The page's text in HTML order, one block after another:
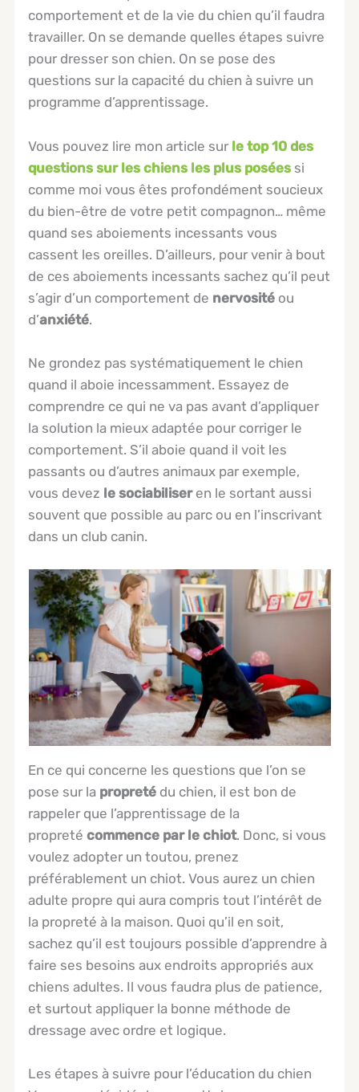
comportement et de la vie du chien qu’il faudra
travailler. On se demande quelles étapes suivre
pour dresser son chien. On se pose des
questions sur la capacité du chien à suivre un
programme d’apprentissage.
Vous pouvez lire mon article sur le top 10 des
questions sur les chiens les plus posées si
comme moi vous êtes profondément soucieux
du bien-être de votre petit compagnon… même
quand ses aboiements incessants vous
cassent les oreilles. D’ailleurs, pour venir à bout
de ces aboiements incessants sachez qu’il peut
s’agir d’un comportement de nervosité ou
d’anxiété.
Ne grondez pas systématiquement le chien
quand il aboie incessamment. Essayez de
comprendre ce qui ne va pas avant d’appliquer
la solution la mieux adaptée pour corriger le
comportement. S’il aboie quand il voit les
passants ou d’autres animaux par exemple,
vous devez le sociabiliseren le sortant aussi
souvent que possible au parc ou en l’inscrivant
dans un club canin.
En ce qui concerne les questions que l’on se
pose sur la propreté du chien, il est bon de
rappeler que l’apprentissage de la
propretécommence par le chiot. Donc, si vous
voulez adopter un toutou, prenez
préférablement un chiot. Vous aurez un chien
adulte propre qui aura compris tout l’intérêt de
la propreté à la maison. Quoi qu’il en soit,
sachez qu’il est toujours possible d’apprendre à
faire ses besoins aux endroits appropriés aux
chiens adultes. Il vous faudra plus de patience,
et surtout appliquer la bonne méthode de
dressage avec ordre et logique.
Les étapes à suivre pour l’éducation du chien